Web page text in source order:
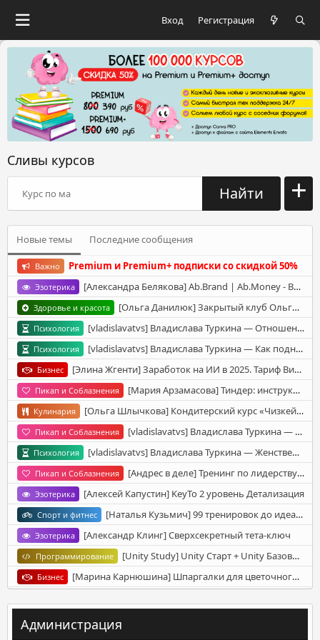
Вход Регистрация
Сливы курсов
Найти +
Новые темы Последние сообщения
Важно Premium и Premium+ подписки со скидкой 50%
Эзотерика [Александра Белякова] Ab.Brand | Ab.Money - Все инфоматериалы (2022-2023)
Здоровье и красота [Ольга Данилюк] Закрытый клуб Ольги Данилюк. Октябрь (2025)
Психология [vladislavatvs] Владислава Туркина ― Отношения. Тариф с тренингом. Январь (2024)
Психология [vladislavatvs] Владислава Туркина ― Как поднять самоценность (2025)
Бизнес [Элина Жгенти] Заработок на ИИ в 2025. Тариф Вип (2025)
Пикап и Соблазнения [Мария Арзамасова] Тиндер: инструкция к применению
Кулинария [Ольга Шлычкова] Кондитерский курс «Чизкейки от А до Я» (2025)
Пикап и Соблазнения [vladislavatvs] Владислава Туркина ― Секреты переписки + Как влюбить в себя (2025)
Психология [vladislavatvs] Владислава Туркина ― Женственность. Тариф С тренингом EMDR (2024)
Пикап и Соблазнения [Андрес в деле] Тренинг по лидерству (2025)
Эзотерика [Алексей Капустин] KeyTo 2 уровень Детализация
Спорт и фитнес [Наталья Кузьмич] 99 тренировок до идеального тела (2021)
Эзотерика [Александр Клинг] Сверхсекретный тета-ключ
Программирование [Unity Study] Unity Старт + Unity Базовый
Бизнес [Марина Карнюшина] Шпаргалки для цветочного бизнеса
Администрация